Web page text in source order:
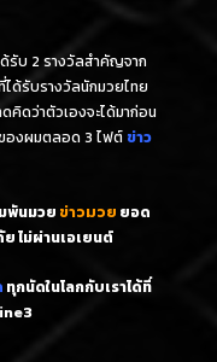
รับ 2 รางวัลสำคัญจาก
ได้รับรางวัลนักมวยไทย
คิดว่าตัวเองจะได้มาก่อน
องผมตลอด 3 ไฟต์ ข่าว
พันมวย ข่าวมวย ยอด
ไม่ผ่านเอเยนต์
ทุกนัดในโลกกับเราได้ที่